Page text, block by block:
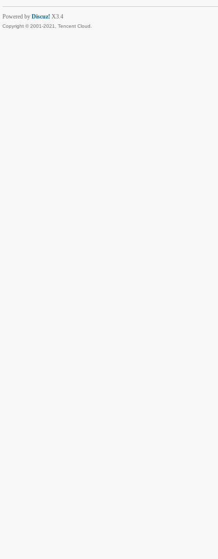
Powered by Discuz! X3.4
Copyright © 2001-2021, Tencent Cloud.